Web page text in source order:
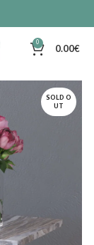
0 0.00€
SOLD O
UT